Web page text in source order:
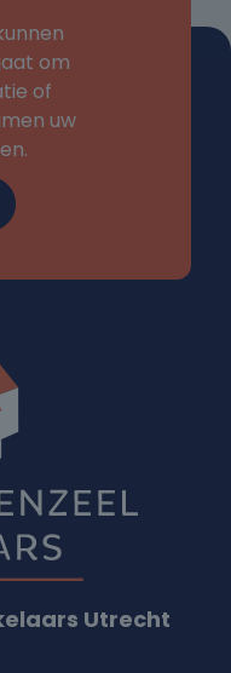
om
of
uw
Utrecht